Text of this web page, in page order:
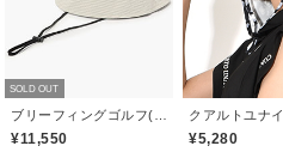
SOLD OUT
¥11,550 ¥5,280